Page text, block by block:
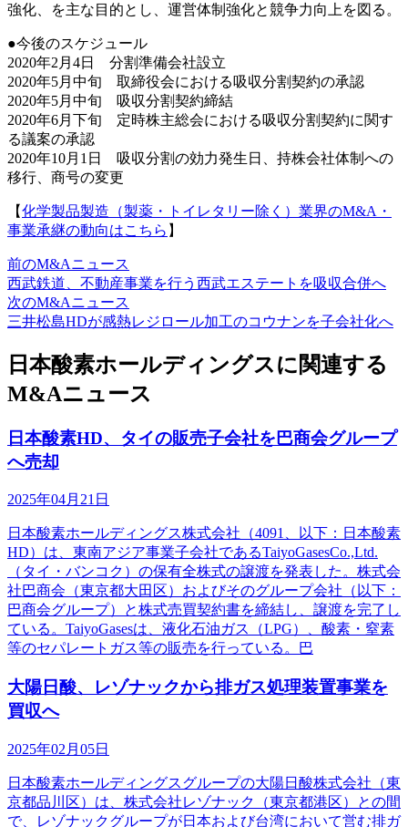
強化、を主な目的とし、運営体制強化と競争力向上を図る。
●今後のスケジュール
2020年2月4日 分割準備会社設立
2020年5月中旬 取締役会における吸収分割契約の承認
2020年5月中旬 吸収分割契約締結
2020年6月下旬 定時株主総会における吸収分割契約に関す
る議案の承認
2020年10月1日 吸収分割の効力発生日、持株会社体制への
移行、商号の変更
【化学製品製造（製薬・トイレタリー除く）業界のM&A・
事業承継の動向はこちら 】
前のM&Aニュース
西武鉄道、不動産事業を行う西武エステートを吸収合併へ
次のM&Aニュース
三井松島HDが感熱レジロール加工のコウナンを子会社化へ
日本酸素ホールディングスに関連する
M&Aニュース
日本酸素HD、タイの販売子会社を巴商会グループ
へ売却
2025年04月21日
日本酸素ホールディングス株式会社（4091、以下：日本酸素
HD）は、東南アジア事業子会社であるTaiyoGasesCo.,Ltd.
（タイ・バンコク）の保有全株式の譲渡を発表した。株式会
社巴商会（東京都大田区）およびそのグループ会社（以下：
巴商会グループ）と株式売買契約書を締結し、譲渡を完了し
ている。TaiyoGasesは、液化石油ガス（LPG）、酸素・窒素
等のセパレートガス等の販売を行っている。巴
大陽日酸、レゾナックから排ガス処理装置事業を
買収へ
2025年02月05日
日本酸素ホールディングスグループの大陽日酸株式会社（東
京都品川区）は、株式会社レゾナック（東京都港区）との間
で、レゾナックグループが日本および台湾において営む排ガ